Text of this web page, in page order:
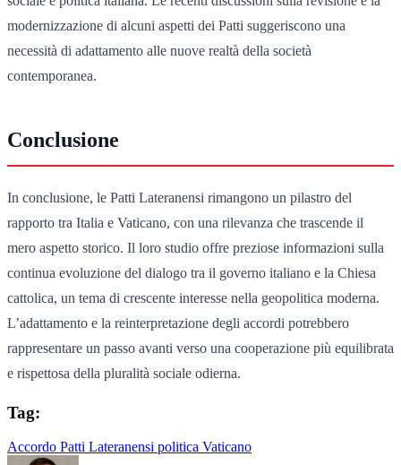
modernizzazione di alcuni aspetti dei Patti suggeriscono una
necessità di adattamento alle nuove realtà della società
contemporanea.
Conclusione
In conclusione, le Patti Lateranensi rimangono un pilastro del
rapporto tra Italia e Vaticano, con una rilevanza che trascende il
mero aspetto storico. Il loro studio offre preziose informazioni sulla
continua evoluzione del dialogo tra il governo italiano e la Chiesa
cattolica, un tema di crescente interesse nella geopolitica moderna.
L’adattamento e la reinterpretazione degli accordi potrebbero
rappresentare un passo avanti verso una cooperazione più equilibrata
e rispettosa della pluralità sociale odierna.
Tag:
Accordo Patti Lateranensi politica Vaticano